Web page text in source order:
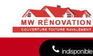
indisponible